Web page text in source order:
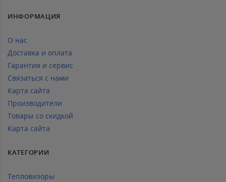
ИНФОРМАЦИЯ
О нас
Доставка и оплата
Гарантия и сервис
Связаться с нами
Карта сайта
Производители
Товары со скидкой
Карта сайта
КАТЕГОРИИ
Тепловизоры